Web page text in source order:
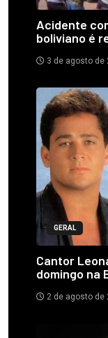
Acidente
boliviano é
3 de agosto de
GERAL
Cantor
domingo na
2 de agosto de